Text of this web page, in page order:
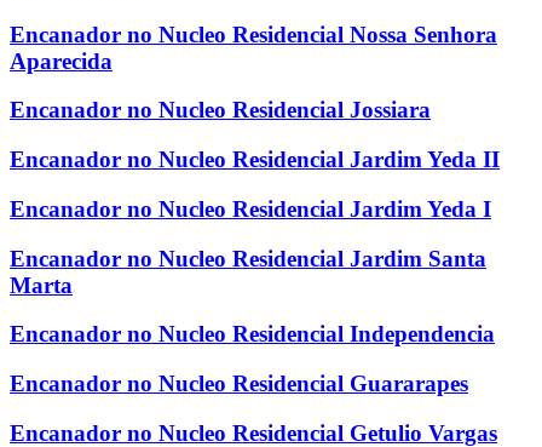
Encanador no Nucleo Residencial Nossa Senhora
Aparecida
Encanador no Nucleo Residencial Jossiara
Encanador no Nucleo Residencial Jardim Yeda II
Encanador no Nucleo Residencial Jardim Yeda I
Encanador no Nucleo Residencial Jardim Santa
Marta
Encanador no Nucleo Residencial Independencia
Encanador no Nucleo Residencial Guararapes
Encanador no Nucleo Residencial Getulio Vargas